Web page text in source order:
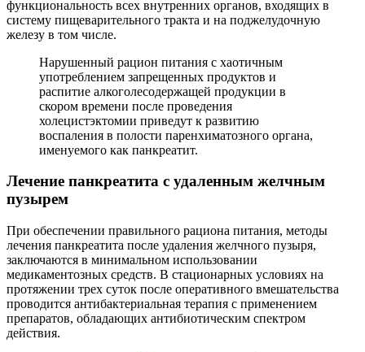
функциональность всех внутренних органов, входящих в
систему пищеварительного тракта и на поджелудочную
железу в том числе.
Нарушенный рацион питания с хаотичным
употреблением запрещенных продуктов и
распитие алкоголесодержащей продукции в
скором времени после проведения
холецистэктомии приведут к развитию
воспаления в полости паренхиматозного органа,
именуемого как панкреатит.
Лечение панкреатита с удаленным желчным
пузырем
При обеспечении правильного рациона питания, методы
лечения панкреатита после удаления желчного пузыря,
заключаются в минимальном использовании
медикаментозных средств. В стационарных условиях на
протяжении трех суток после оперативного вмешательства
проводится антибактериальная терапия с применением
препаратов, обладающих антибиотическим спектром
действия.